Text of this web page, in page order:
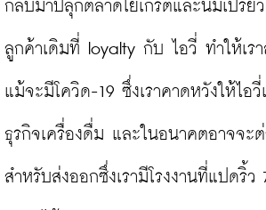
กลับมาปลุกตลาดโยเกิร์ตและนมเปรี้ย
ลูกค้าเดิมที่ loyalty กับ ไอวี่ ทำให้เรา
แม้จะมีโควิด-19 ซึ่งเราคาดหวังให้ไอ
ธุรกิจเครื่องดื่ม และในอนาคตอาจจะ
สำหรับส่งออกซึ่งเรามีโรงงานที่แปดริ้ว